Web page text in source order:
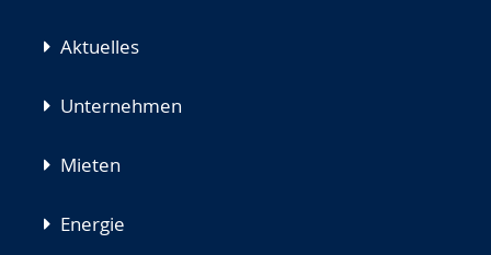
Aktuelles
Unternehmen
Mieten
Energie